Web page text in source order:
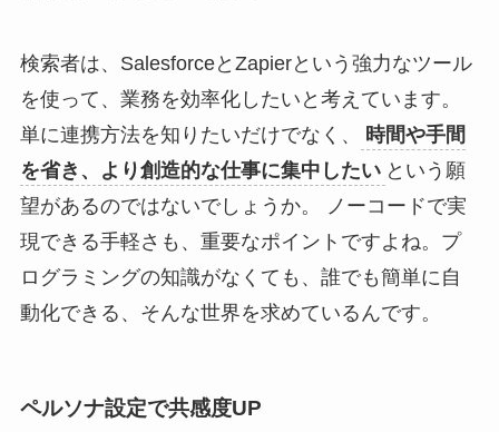
検索者は、SalesforceとZapierという強力なツール
を使って、業務を効率化したいと考えています。
単に連携方法を知りたいだけでなく、
時間や手間
を省き、より創造的な仕事に集中したい という願
望があるのではないでしょうか。 ノーコードで実
現できる手軽さも、重要なポイントですよね。プ
ログラミングの知識がなくても、誰でも簡単に自
動化できる、そんな世界を求めているんです。
ペルソナ設定で共感度UP